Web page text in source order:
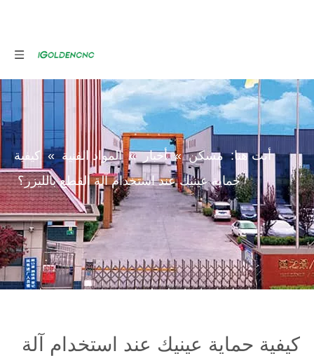
أنت هنا: مسكن » أخبار » المواد الفنية » كيفية
حماية عينيك عند استخدام آلة القطع بالليزر؟
كيفية حماية عينيك عند استخدام آلة